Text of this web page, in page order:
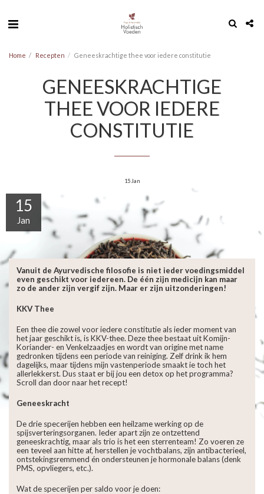
Home Recepten Geneeskrachtige thee voor iedere constitutie
GENEESKRACHTIGE
THEE VOOR IEDERE
CONSTITUTIE
15 Jan
15
Jan
Vanuit de Ayurvedische filosofie is niet ieder voedingsmiddel
even geschikt voor iedereen. De één zijn medicijn kan maar
zo de ander zijn vergif zijn. Maar er zijn uitzonderingen!
KKV Thee
Een thee die zowel voor iedere constitutie als ieder moment van
het jaar geschikt is, is KKV-thee. Deze thee bestaat uit Komijn-
Koriander- en Venkelzaadjes en wordt van origine met name
gedronken tijdens een periode van reiniging. Zelf drink ik hem
dagelijks, maar tijdens mijn vastenperiode smaakt ie toch het
allerlekkerst. Dus staat er bij jou een detox op het programma?
Scroll dan door naar het recept!
Geneeskracht
De drie specerijen hebben een heilzame werking op de
spijsverteringsorganen. Ieder apart zijn ze ontzettend
geneeskrachtig, maar als trio is het een sterrenteam! Zo voeren ze
een teveel aan hitte af, herstellen je vochtbalans, zijn antibacterieel,
ontstekingsremmend én ondersteunen je hormonale balans (denk
PMS, opvliegers, etc.).
Wat de specerijen per saldo voor je doen: